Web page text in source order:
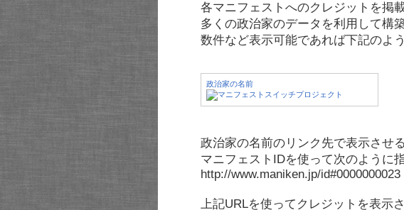
各マニフェストへのクレジットを掲
多くの政治家のデータを利用して構
数件など表示可能であれば下記のよ
政治家の名前
政治家の名前のリンク先で表示させ
マニフェストIDを使って次のように
http://www.maniken.jp/id#0000000023
上記URLを使ってクレジットを表示